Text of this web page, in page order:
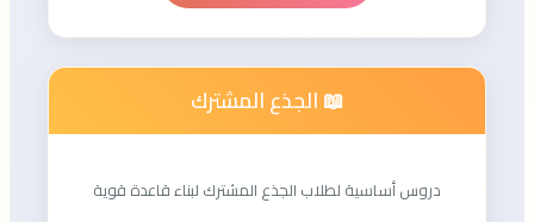
📖 الجذع المشترك
دروس أساسية لطلاب الجذع المشترك لبناء قاعدة قوية